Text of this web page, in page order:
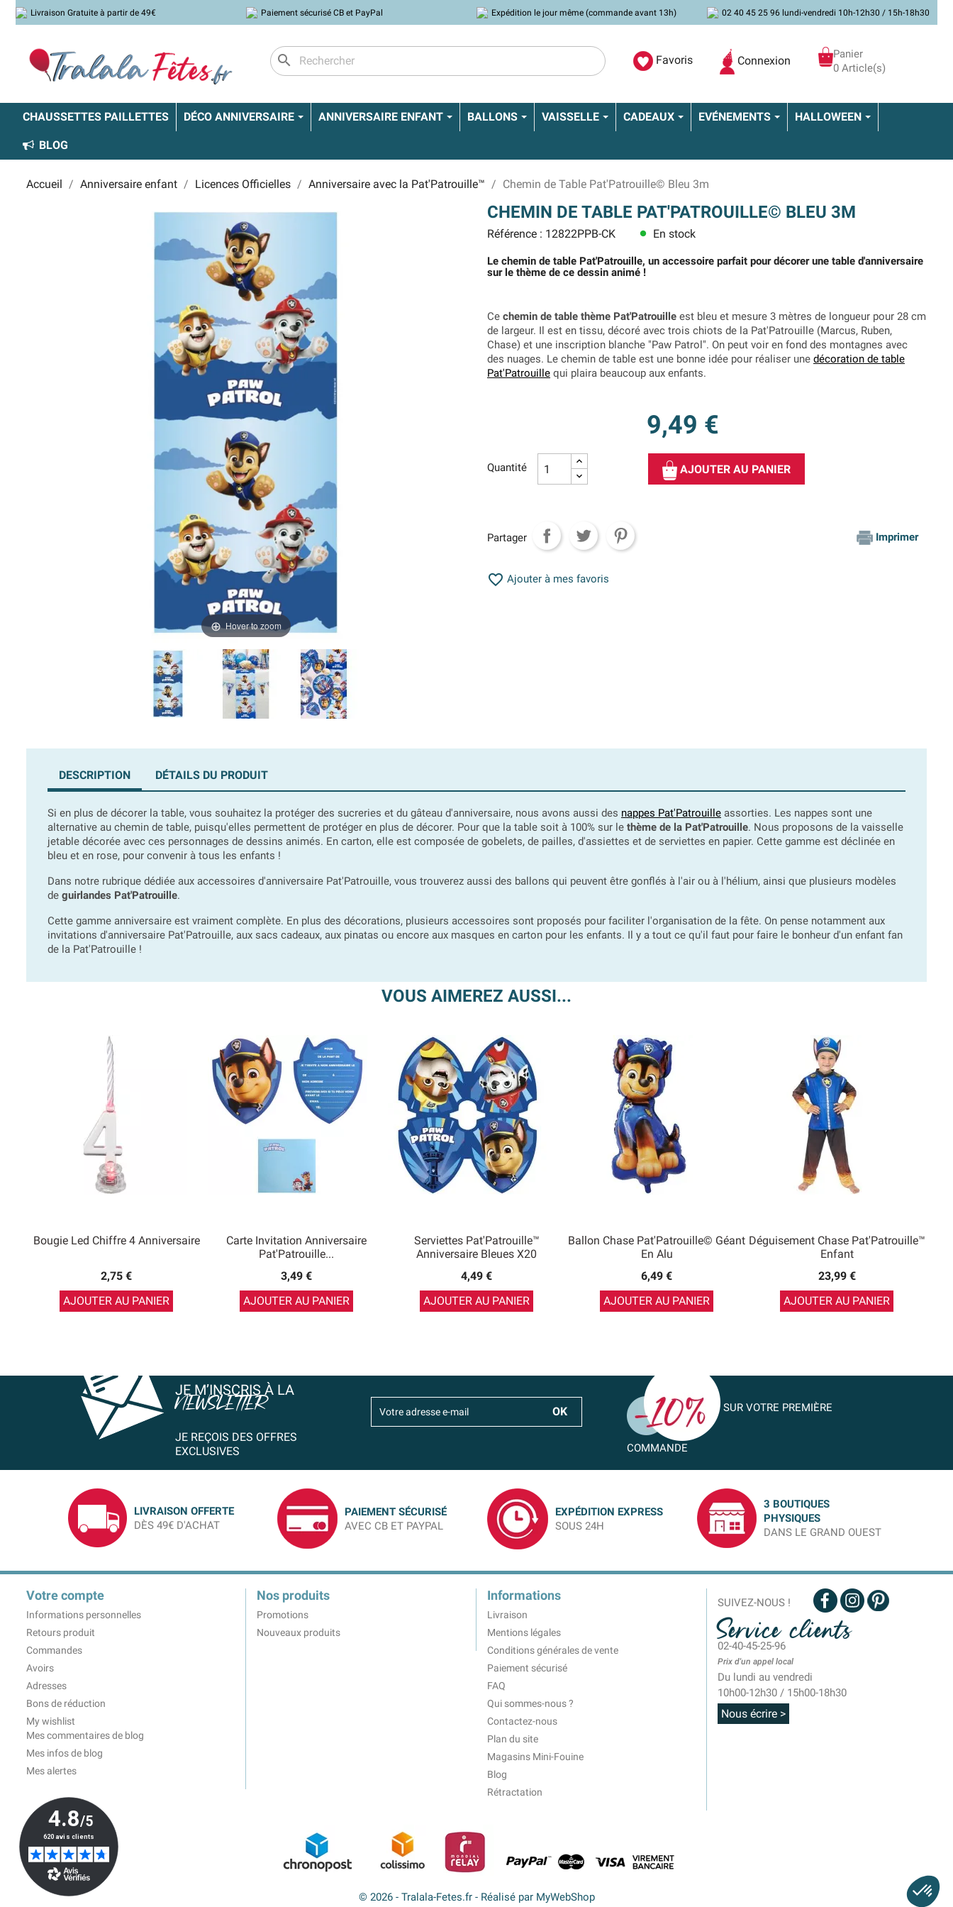
Livraison Gratuite à partir de 49€ Paiement sécurisé CB et PayPal Expédition le jour même (commande avant 13h) 02 40 45 25 96 lundi-vendredi 10h-12h30 / 15h-18h30
search Favoris Connexion
Panier
0 Article(s)
CHAUSSETTES PAILLETTES DÉCO ANNIVERSAIRE ANNIVERSAIRE ENFANT BALLONS VAISSELLE CADEAUX EVÉNEMENTS HALLOWEEN
BLOG
Accueil Anniversaire enfant Licences Officielles Anniversaire avec la Pat'Patrouille™ Chemin de Table Pat'Patrouille© Bleu 3m
Hover to zoom
CHEMIN DE TABLE PAT'PATROUILLE© BLEU 3M
Référence : 12822PPB-CK lens En stock
Le chemin de table Pat'Patrouille, un accessoire parfait pour décorer une table d'anniversaire
sur le thème de ce dessin animé !
Ce chemin de table thème Pat'Patrouille est bleu et mesure 3 mètres de longueur pour 28 cm
de largeur. Il est en tissu, décoré avec trois chiots de la Pat'Patrouille (Marcus, Ruben,
Chase) et une inscription blanche "Paw Patrol". On peut voir en fond des montagnes avec
des nuages. Le chemin de table est une bonne idée pour réaliser une décoration de table
Pat'Patrouille qui plaira beaucoup aux enfants.
9,49 €
Quantité AJOUTER AU PANIER
Partager Imprimer
 Ajouter à mes favoris
DESCRIPTION DÉTAILS DU PRODUIT
Si en plus de décorer la table, vous souhaitez la protéger des sucreries et du gâteau d'anniversaire, nous avons aussi des nappes Pat'Patrouille assorties. Les nappes sont une
alternative au chemin de table, puisqu'elles permettent de protéger en plus de décorer. Pour que la table soit à 100% sur le thème de la Pat'Patrouille. Nous proposons de la vaisselle
jetable décorée avec ces personnages de dessins animés. En carton, elle est composée de gobelets, de pailles, d'assiettes et de serviettes en papier. Cette gamme est déclinée en
bleu et en rose, pour convenir à tous les enfants !
Dans notre rubrique dédiée aux accessoires d'anniversaire Pat'Patrouille, vous trouverez aussi des ballons qui peuvent être gonflés à l'air ou à l'hélium, ainsi que plusieurs modèles
de guirlandes Pat'Patrouille.
Cette gamme anniversaire est vraiment complète. En plus des décorations, plusieurs accessoires sont proposés pour faciliter l'organisation de la fête. On pense notamment aux
invitations d'anniversaire Pat'Patrouille, aux sacs cadeaux, aux pinatas ou encore aux masques en carton pour les enfants. Il y a tout ce qu'il faut pour faire le bonheur d'un enfant fan
de la Pat'Patrouille !
VOUS AIMEREZ AUSSI...
Bougie Led Chiffre 4 Anniversaire
2,75 €
AJOUTER AU PANIER
Carte Invitation Anniversaire
Pat'Patrouille...
3,49 €
AJOUTER AU PANIER
Serviettes Pat'Patrouille™
Anniversaire Bleues X20
4,49 €
AJOUTER AU PANIER
Ballon Chase Pat'Patrouille© Géant
En Alu
6,49 €
AJOUTER AU PANIER
Déguisement Chase Pat'Patrouille™
Enfant
23,99 €
AJOUTER AU PANIER
JE M’INSCRIS À LA
NEWSLETTER
JE REÇOIS DES OFFRES
EXCLUSIVES
SUR VOTRE PREMIÈRE
COMMANDE
LIVRAISON OFFERTE
DÈS 49€ D'ACHAT
PAIEMENT SÉCURISÉ
AVEC CB ET PAYPAL
EXPÉDITION EXPRESS
SOUS 24H
3 BOUTIQUES
PHYSIQUES
DANS LE GRAND OUEST
Votre compte
Informations personnelles
Retours produit
Commandes
Avoirs
Adresses
Bons de réduction
My wishlist
Mes commentaires de blog
Mes infos de blog
Mes alertes
Nos produits
Promotions
Nouveaux produits
Informations
Livraison
Mentions légales
Conditions générales de vente
Paiement sécurisé
FAQ
Qui sommes-nous ?
Contactez-nous
Plan du site
Magasins Mini-Fouine
Blog
Rétractation
SUIVEZ-NOUS !
Service clients
02-40-45-25-96
Prix d'un appel local
Du lundi au vendredi
10h00-12h30 / 15h00-18h30
Nous écrire >
© 2026 - Tralala-Fetes.fr - Réalisé par MyWebShop